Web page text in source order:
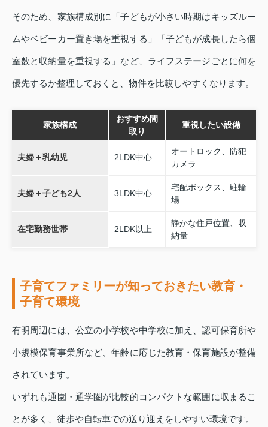
そのため、家族構成別に「子どもが小さい時期はキッズルー
ムやベビーカー置き場を重視する」「子どもが成長したら個
室数と収納量を重視する」など、ライフステージごとに何を
優先するか整理しておくと、物件を比較しやすくなります。
家族構成
おすすめ間
取り
重視したい設備
夫婦＋乳幼児 2LDK中心
オートロック、防犯
カメラ
夫婦＋子ども2人 3LDK中心
宅配ボックス、駐輪
場
在宅勤務世帯 2LDK以上
静かな住戸位置、収
納量
子育てファミリーが知っておきたい教育・
子育て環境
有明周辺には、公立の小学校や中学校に加え、認可保育所や
小規模保育事業所など、年齢に応じた教育・保育施設が整備
されています。
いずれも通園・通学圏が比較的コンパクトな範囲に収まるこ
とが多く、徒歩や自転車での送り迎えをしやすい環境です。